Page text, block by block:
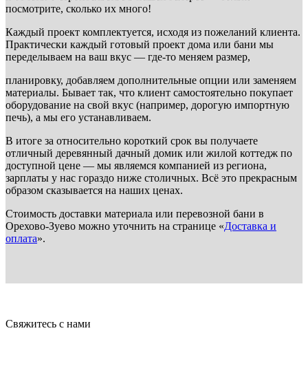
посмотрите, сколько их много!
Каждый проект комплектуется, исходя из пожеланий клиента.
Практически каждый готовый проект дома или бани мы
переделываем на ваш вкус — где-то меняем размер,
планировку, добавляем дополнительные опции или заменяем
материалы. Бывает так, что клиент самостоятельно покупает
оборудование на свой вкус (например, дорогую импортную
печь), а мы его устанавливаем.
В итоге за относительно короткий срок вы получаете
отличный деревянный дачный домик или жилой коттедж по
доступной цене — мы являемся компанией из региона,
зарплаты у нас гораздо ниже столичных. Всё это прекрасным
образом сказывается на наших ценах.
Стоимость доставки материала или перевозной бани в
Орехово-Зуево можно уточнить на странице «Доставка и
оплата».
Свяжитесь с нами